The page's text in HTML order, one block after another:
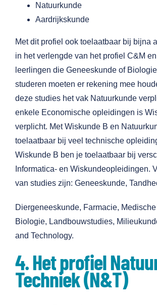
Natuurkunde
Aardrijkskunde
Met dit profiel ook toelaatbaar bij bijna
in het verlengde van het profiel C&M
leerlingen die Geneeskunde of
studeren moeten er rekening mee
deze studies het vak Natuurkunde
enkele Economische opleidingen is
verplicht. Met Wiskunde B en
toelaatbaar bij veel technische
Wiskunde B ben je toelaatbaar bij
Informatica- en Wiskundeopleidingen.
van studies zijn: Geneeskunde,
Diergeneeskunde, Farmacie,
Biologie, Landbouwstudies,
and Technology.
4. Het profiel
Techniek (N&T)